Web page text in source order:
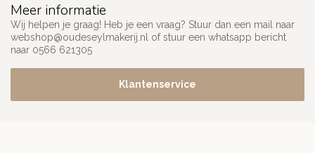
Meer informatie
Wij helpen je graag! Heb je een vraag? Stuur dan een mail naar
webshop@oudeseylmakerij.nl of stuur een whatsapp bericht
naar 0566 621305
Klantenservice